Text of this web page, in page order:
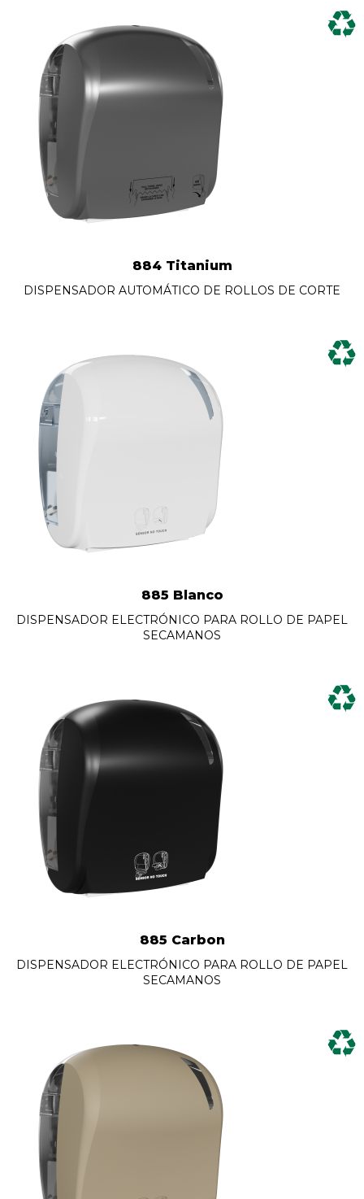
884 Titanium
DISPENSADOR AUTOMÁTICO DE ROLLOS DE CORTE
885 Blanco
DISPENSADOR ELECTRÓNICO PARA ROLLO DE PAPEL
SECAMANOS
885 Carbon
DISPENSADOR ELECTRÓNICO PARA ROLLO DE PAPEL
SECAMANOS